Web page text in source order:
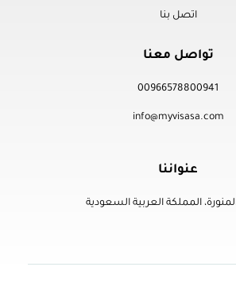
اتصل بنا
تواصل معنا
00966578800941
info@myvisasa.com
عنواننا
المملكة العربية السعودية